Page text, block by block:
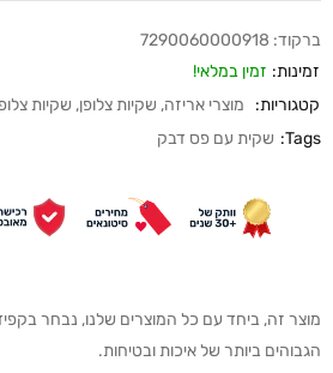
ברקוד: 7290060000918
זמינות: זמין במלאי!
קטגוריות:
מוצרי אריזה, שקיות צלופן, שקיות
Tags: שקית עם פס דבק
מוצר זה, ביחד עם כל המוצרים שלנו, נבחר
הגבוהים ביותר של איכות ובטיחות.